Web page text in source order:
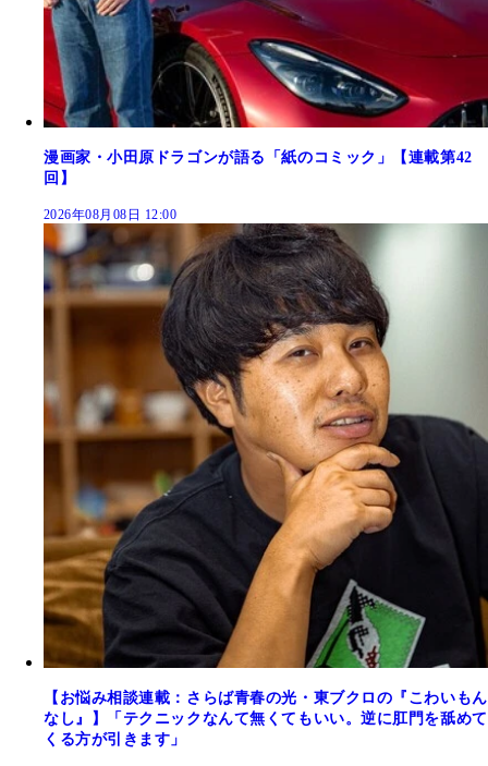
漫画家・小田原ドラゴンが語る「紙のコミック」【連載第42
回】
2026年08月08日 12:00
【お悩み相談連載：さらば青春の光・東ブクロの『こわいもん
なし』】「テクニックなんて無くてもいい。逆に肛門を舐めて
くる方が引きます」